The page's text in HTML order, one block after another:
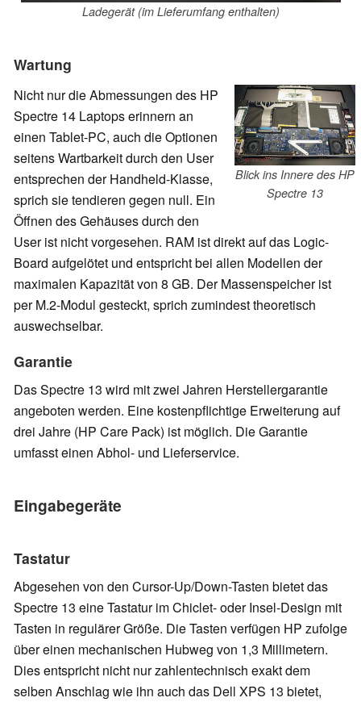
Ladegerät (im Lieferumfang enthalten)
Wartung
Blick ins Innere des HP
Spectre 13
Nicht nur die Abmessungen des HP
Spectre 14 Laptops erinnern an
einen Tablet-PC, auch die Optionen
seitens Wartbarkeit durch den User
entsprechen der Handheld-Klasse,
sprich sie tendieren gegen null. Ein
Öffnen des Gehäuses durch den
User ist nicht vorgesehen. RAM ist direkt auf das Logic-
Board aufgelötet und entspricht bei allen Modellen der
maximalen Kapazität von 8 GB. Der Massenspeicher ist
per M.2-Modul gesteckt, sprich zumindest theoretisch
auswechselbar.
Garantie
Das Spectre 13 wird mit zwei Jahren Herstellergarantie
angeboten werden. Eine kostenpflichtige Erweiterung auf
drei Jahre (HP Care Pack) ist möglich. Die Garantie
umfasst einen Abhol- und Lieferservice.
Eingabegeräte
Tastatur
Abgesehen von den Cursor-Up/Down-Tasten bietet das
Spectre 13 eine Tastatur im Chiclet- oder Insel-Design mit
Tasten in regulärer Größe. Die Tasten verfügen HP zufolge
über einen mechanischen Hubweg von 1,3 Millimetern.
Dies entspricht nicht nur zahlentechnisch exakt dem
selben Anschlag wie ihn auch das Dell XPS 13 bietet,